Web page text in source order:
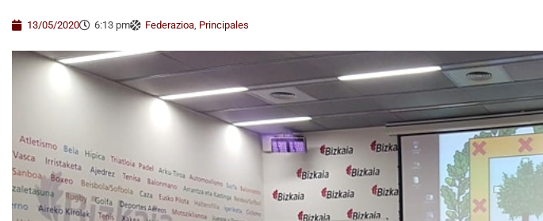
13/05/2020 6:13 pm Federazioa, Principales